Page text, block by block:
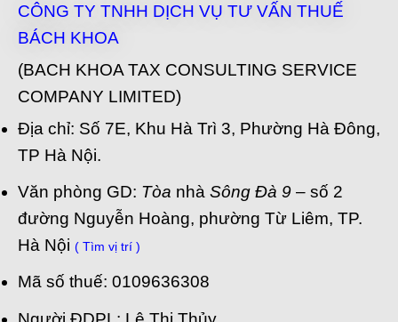
CÔNG TY TNHH DỊCH VỤ TƯ VẤN THUẾ
BÁCH KHOA
(BACH KHOA TAX CONSULTING SERVICE
COMPANY LIMITED)
Địa chỉ: Số 7E, Khu Hà Trì 3, Phường Hà Đông,
TP Hà Nội.
Văn phòng GD: Tòa nhà Sông Đà 9 – số 2
đường Nguyễn Hoàng, phường Từ Liêm, TP.
Hà Nội ( Tìm vị trí )
Mã số thuế: 0109636308